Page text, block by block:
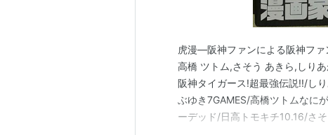
虎漫―阪神ファンによる阪神フ
高橋 ツトム,さそう あきら,しり
阪神タイガース!超最強伝説!!/し
ぶゆき7GAMES/高橋ツトムなに
ーデッド/日高トモキチ10.16/さ